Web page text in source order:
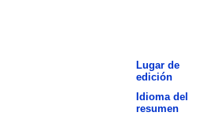
Lugar de
edición
Idioma del
resumen